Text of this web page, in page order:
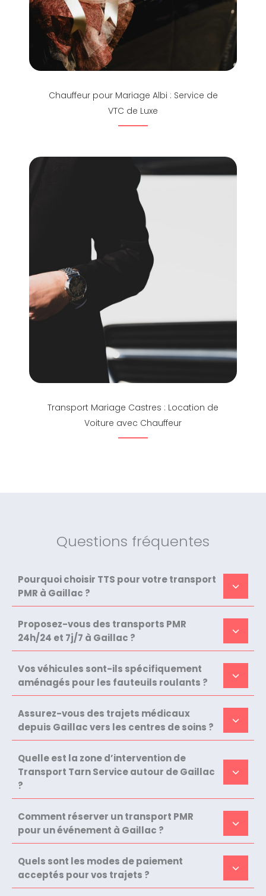
Chauffeur pour Mariage Albi : Service de
VTC de Luxe
Transport Mariage Castres : Location de
Voiture avec Chauffeur
Questions fréquentes
Pourquoi choisir TTS pour votre transport
PMR à Gaillac ?
Proposez-vous des transports PMR
24h/24 et 7j/7 à Gaillac ?
Vos véhicules sont-ils spécifiquement
aménagés pour les fauteuils roulants ?
Assurez-vous des trajets médicaux
depuis Gaillac vers les centres de soins ?
Quelle est la zone d’intervention de
Transport Tarn Service autour de Gaillac
?
Comment réserver un transport PMR
pour un événement à Gaillac ?
Quels sont les modes de paiement
acceptés pour vos trajets ?